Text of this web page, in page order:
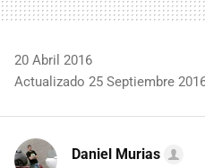
20 Abril 2016
Actualizado 25 Septiembre
Daniel Murias